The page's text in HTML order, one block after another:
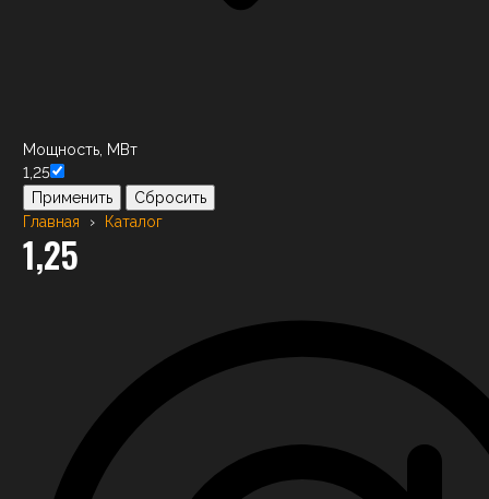
Мощность, МВт
1,25
Применить
Сбросить
Главная
› Каталог
1,25